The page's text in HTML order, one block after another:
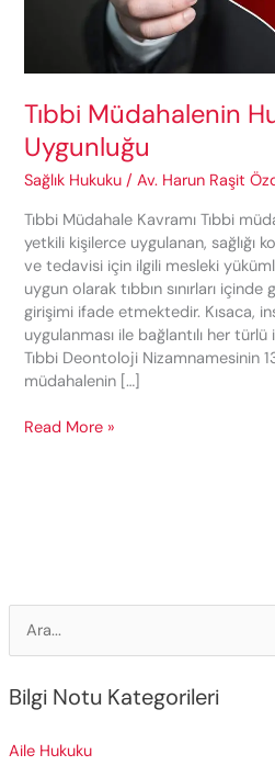
Tıbbi Müdahalenin
Uygunluğu
Sağlık Hukuku /Av. Harun Raşit
Tıbbi Müdahale Kavramı Tıbbi
yetkili kişilerce uygulanan, sağlığı
ve tedavisi için ilgili mesleki
uygun olarak tıbbın sınırları
girişimi ifade etmektedir. Kısaca,
uygulanması ile bağlantılı her
Tıbbi Deontoloji Nizamnamesinin
müdahalenin […]
Tıbbi
Read More »
e
c
Bilgi Notu Kategorileri
Aile Hukuku